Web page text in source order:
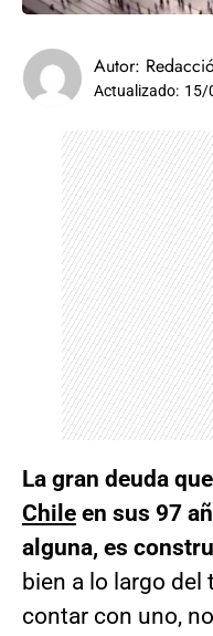
Autor:
Actualizado: 15/
La gran deuda
Chile en sus 97
alguna, es
bien a lo largo
contar con uno,